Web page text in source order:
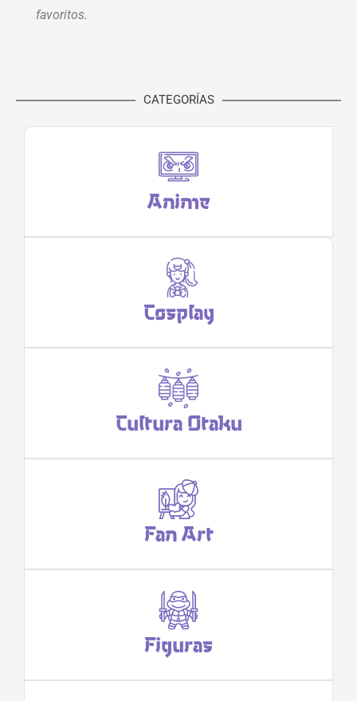
favoritos.
CATEGORÍAS
Anime
Cosplay
Cultura Otaku
Fan Art
Figuras